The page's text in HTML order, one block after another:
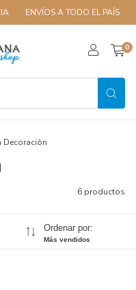
ENVÍOS A TODO EL PAÍS
0
Decoración
6 productos
Ordenar por:
Más vendidos